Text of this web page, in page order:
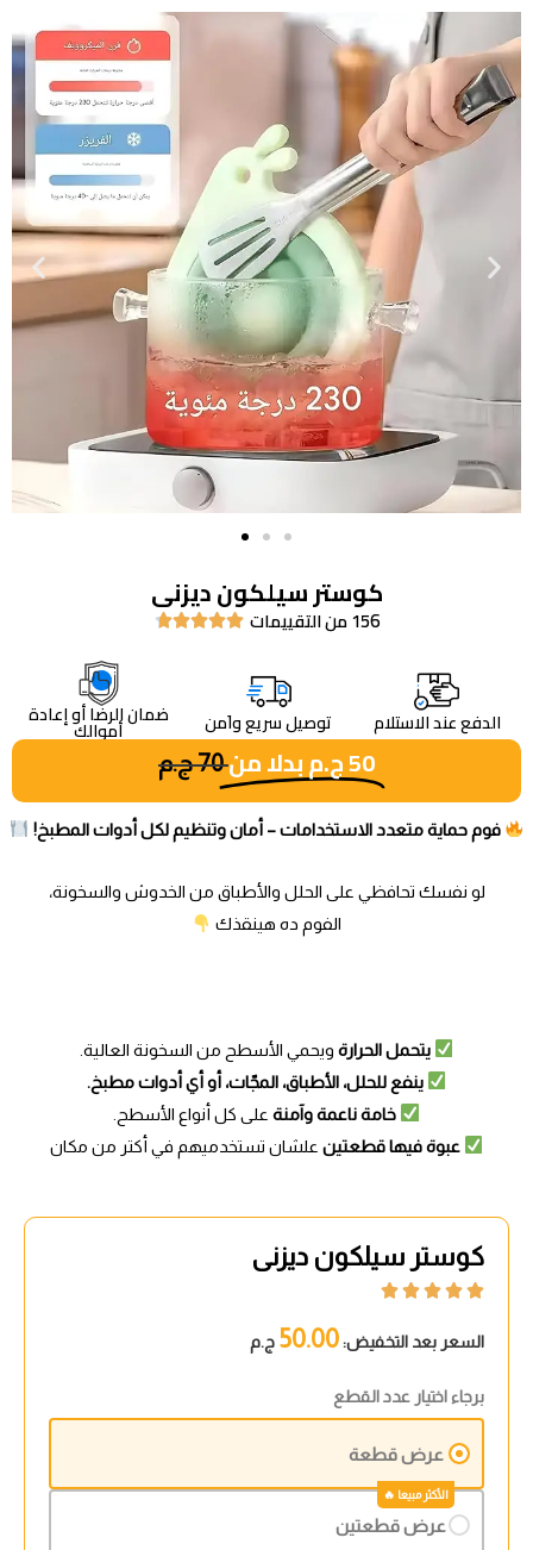
كوستر سيلكون ديزنى
156 من التقييمات 




الدفع عند الاستلام توصيل سريع واَمن ضمان الرضا أو إعادة
أموالك
50ج.مبدلا من 70ج.م
فوم حماية متعدد الاستخدامات – أمان وتنظيم لكل أدوات المطبخ!
لو نفسك تحافظي على الحلل والأطباق من الخدوش والسخونة،
الفوم ده هينقذك
يتحمل الحرارة ويحمي الأسطح من السخونة العالية.
ينفع للحلل، الأطباق، المجّات، أو أي أدوات مطبخ.
خامة ناعمة وآمنةعلى كل أنواع الأسطح.
عبوة فيها قطعتين علشان تستخدميهم في أكتر من مكان
كوستر سيلكون ديزنى





السعر بعد التخفيض:50.00 ج.م
برجاء اختيار عدد القطع
عرض قطعة
عرض قطعتين